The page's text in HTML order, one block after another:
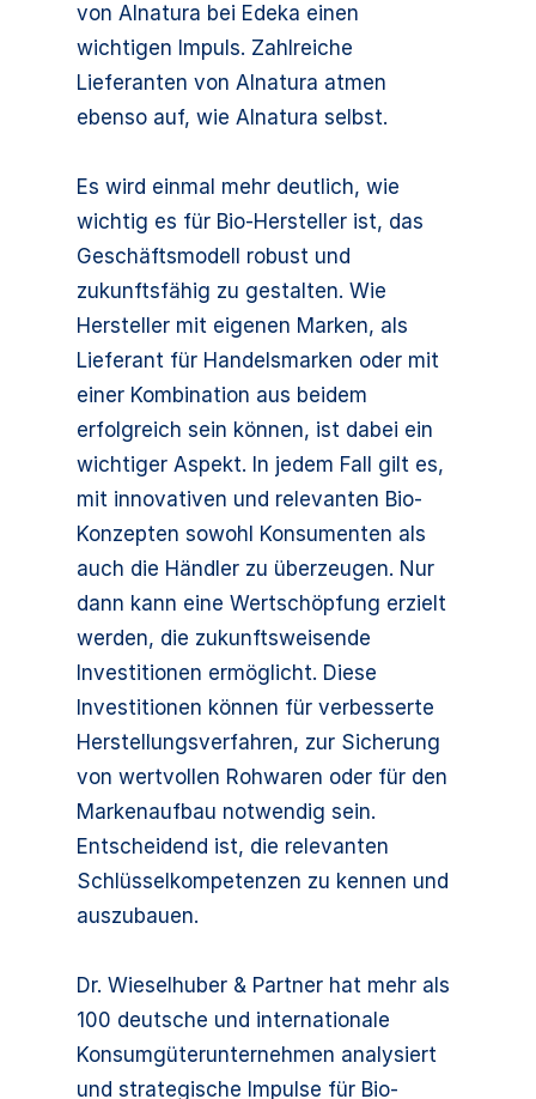
von Alnatura bei Edeka einen
wichtigen Impuls. Zahlreiche
Lieferanten von Alnatura atmen
ebenso auf, wie Alnatura selbst.
Es wird einmal mehr deutlich, wie
wichtig es für Bio-Hersteller ist, das
Geschäftsmodell robust und
zukunftsfähig zu gestalten. Wie
Hersteller mit eigenen Marken, als
Lieferant für Handelsmarken oder mit
einer Kombination aus beidem
erfolgreich sein können, ist dabei ein
wichtiger Aspekt. In jedem Fall gilt es,
mit innovativen und relevanten Bio-
Konzepten sowohl Konsumenten als
auch die Händler zu überzeugen. Nur
dann kann eine Wertschöpfung erzielt
werden, die zukunftsweisende
Investitionen ermöglicht. Diese
Investitionen können für verbesserte
Herstellungsverfahren, zur Sicherung
von wertvollen Rohwaren oder für den
Markenaufbau notwendig sein.
Entscheidend ist, die relevanten
Schlüsselkompetenzen zu kennen und
auszubauen.
Dr. Wieselhuber & Partner hat mehr als
100 deutsche und internationale
Konsumgüterunternehmen analysiert
und strategische Impulse für Bio-